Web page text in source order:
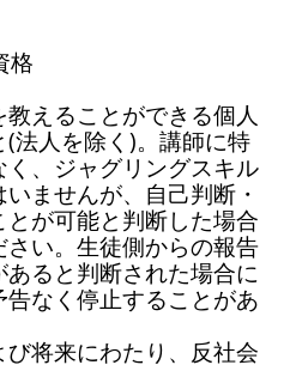
格
えることができる個人
法人を除く)。講師に特
、ジャグリングスキル
ませんが、自己判断・
が可能と判断した場合
い。生徒側からの報告
ると判断された場合に
なく停止することがあ
将来にわたり、反社会